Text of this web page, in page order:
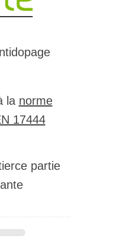
la norme
17444
partie